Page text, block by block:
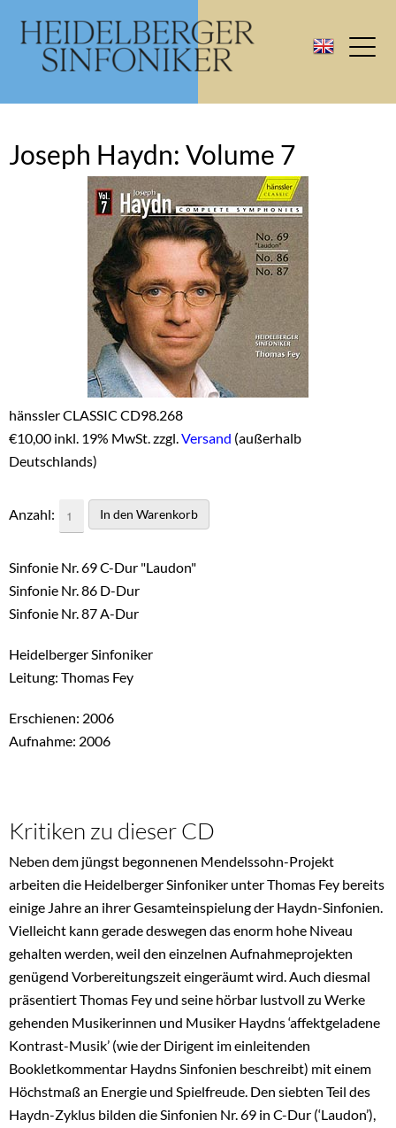
Joseph Haydn: Volume 7
hänssler CLASSIC CD98.268
€10,00 inkl. 19% MwSt. zzgl.Versand (außerhalb
Deutschlands)
Anzahl:
Sinfonie Nr. 69 C-Dur "Laudon"
Sinfonie Nr. 86 D-Dur
Sinfonie Nr. 87 A-Dur
Heidelberger Sinfoniker
Leitung: Thomas Fey
Erschienen: 2006
Aufnahme: 2006
Kritiken zu dieser CD
Neben dem jüngst begonnenen Mendelssohn-Projekt
arbeiten die Heidelberger Sinfoniker unter Thomas Fey bereits
einige Jahre an ihrer Gesamteinspielung der Haydn-Sinfonien.
Vielleicht kann gerade deswegen das enorm hohe Niveau
gehalten werden, weil den einzelnen Aufnahmeprojekten
genügend Vorbereitungszeit eingeräumt wird. Auch diesmal
präsentiert Thomas Fey und seine hörbar lustvoll zu Werke
gehenden Musikerinnen und Musiker Haydns ‘affektgeladene
Kontrast-Musik’ (wie der Dirigent im einleitenden
Bookletkommentar Haydns Sinfonien beschreibt) mit einem
Höchstmaß an Energie und Spielfreude. Den siebten Teil des
Haydn-Zyklus bilden die Sinfonien Nr. 69 in C-Dur (‘Laudon’),